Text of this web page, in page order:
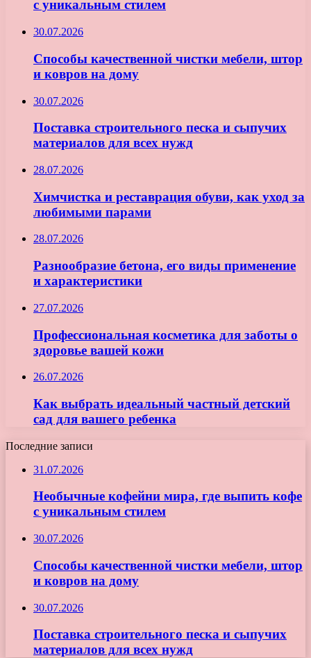
с уникальным стилем
30.07.2026
Способы качественной чистки мебели, штор
и ковров на дому
30.07.2026
Поставка строительного песка и сыпучих
материалов для всех нужд
28.07.2026
Химчистка и реставрация обуви, как уход за
любимыми парами
28.07.2026
Разнообразие бетона, его виды применение
и характеристики
27.07.2026
Профессиональная косметика для заботы о
здоровье вашей кожи
26.07.2026
Как выбрать идеальный частный детский
сад для вашего ребенка
Последние записи
31.07.2026
Необычные кофейни мира, где выпить кофе
с уникальным стилем
30.07.2026
Способы качественной чистки мебели, штор
и ковров на дому
30.07.2026
Поставка строительного песка и сыпучих
материалов для всех нужд